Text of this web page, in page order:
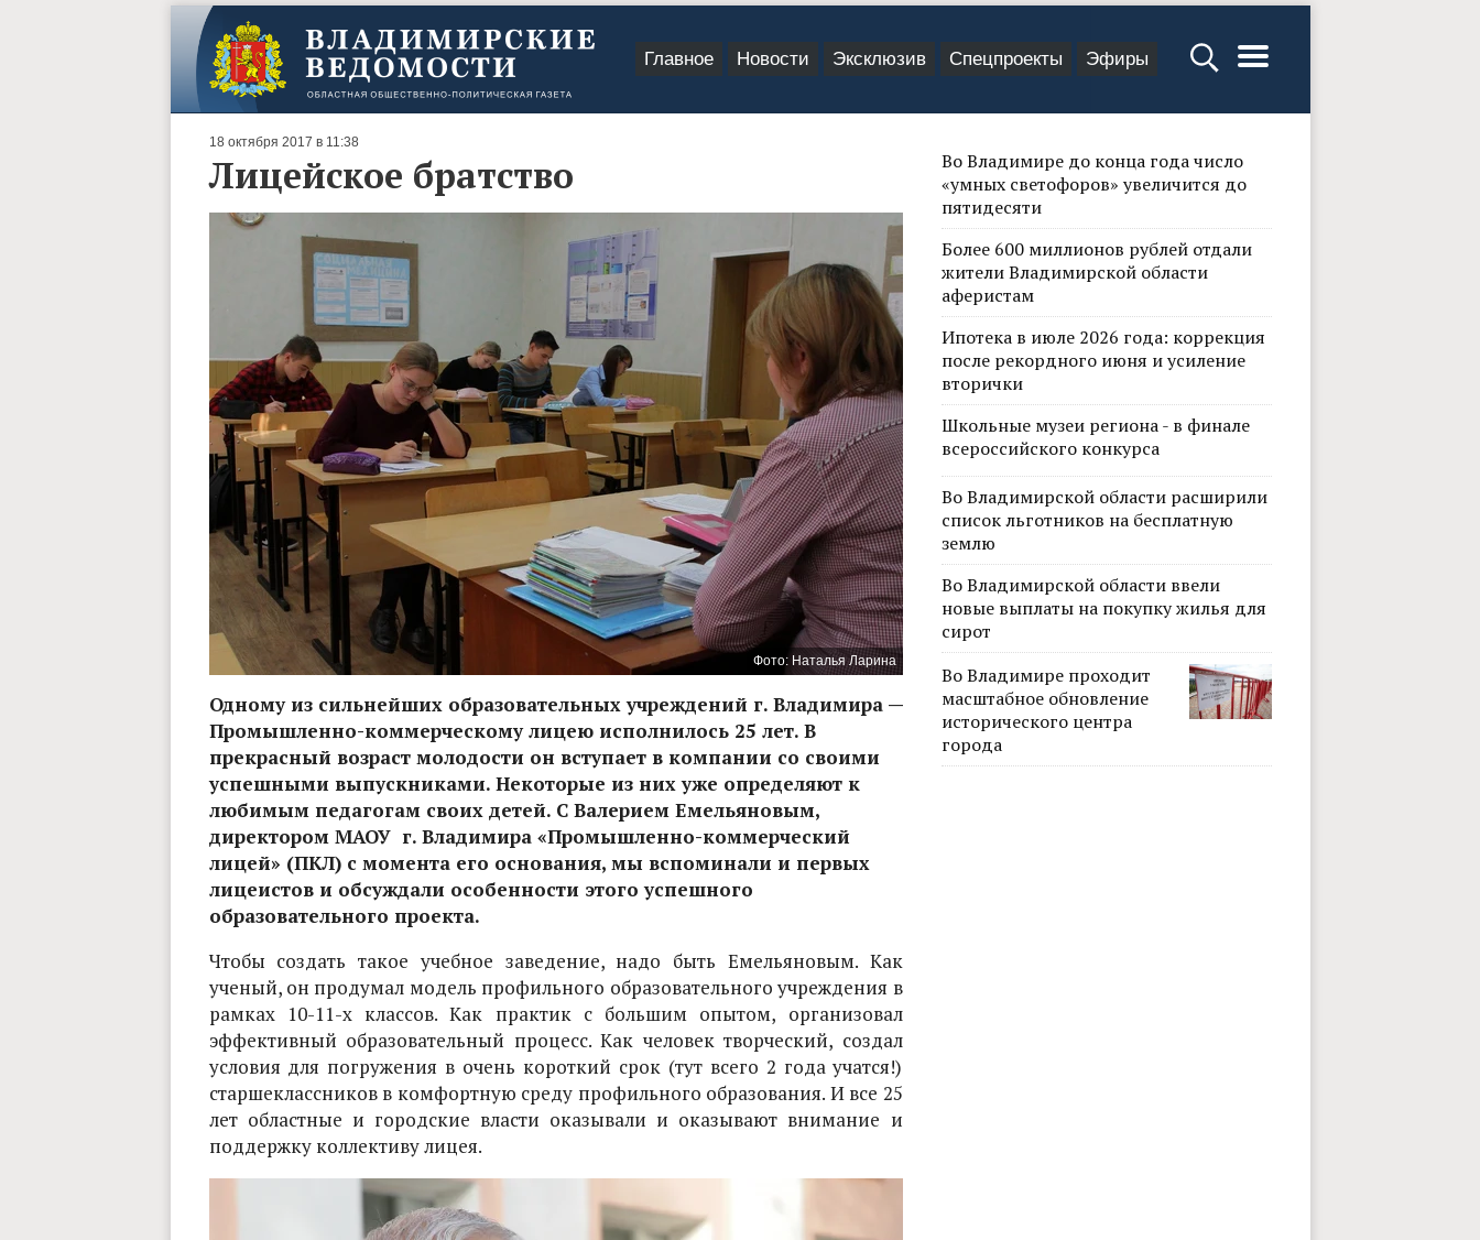
Главное Новости Эксклюзив Спецпроекты Эфиры
18 октября 2017 в 11:38
Лицейское братство
Фото: Наталья Ларина
Одному из сильнейших образовательных учреждений г. Владимира —
Промышленно-коммерческому лицею исполнилось 25 лет. В
прекрасный возраст молодости он вступает в компании со своими
успешными выпускниками. Некоторые из них уже определяют к
любимым педагогам своих детей. С Валерием Емельяновым,
директором МАОУ г. Владимира «Промышленно-коммерческий
лицей» (ПКЛ) с момента его основания, мы вспоминали и первых
лицеистов и обсуждали особенности этого успешного
образовательного проекта.
Чтобы создать такое учебное заведение, надо быть Емельяновым. Как
ученый, он продумал модель профильного образовательного учреждения в
рамках 10-11-х классов. Как практик с большим опытом, организовал
эффективный образовательный процесс. Как человек творческий, создал
условия для погружения в очень короткий срок (тут всего 2 года учатся!)
старшеклассников в комфортную среду профильного образования. И все 25
лет областные и городские власти оказывали и оказывают внимание и
поддержку коллективу лицея.
Во Владимире до конца года число
«умных светофоров» увеличится до
пятидесяти
Более 600 миллионов рублей отдали
жители Владимирской области
аферистам
Ипотека в июле 2026 года: коррекция
после рекордного июня и усиление
вторички
Школьные музеи региона - в финале
всероссийского конкурса
Во Владимирской области расширили
список льготников на бесплатную
землю
Во Владимирской области ввели
новые выплаты на покупку жилья для
сирот
Во Владимире проходит
масштабное обновление
исторического центра
города